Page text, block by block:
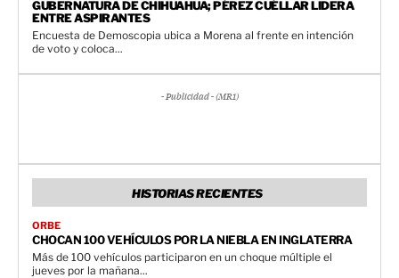
GUBERNATURA DE CHIHUAHUA; PÉREZ CUÉLLAR LIDERA
ENTRE ASPIRANTES
Encuesta de Demoscopia ubica a Morena al frente en intención
de voto y coloca...
- Publicidad - (MR1)
HISTORIAS RECIENTES
ORBE
CHOCAN 100 VEHÍCULOS POR LA NIEBLA EN INGLATERRA
Más de 100 vehículos participaron en un choque múltiple el
jueves por la mañana...